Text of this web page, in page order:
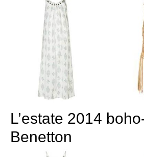
L’estate 2014
Benetton